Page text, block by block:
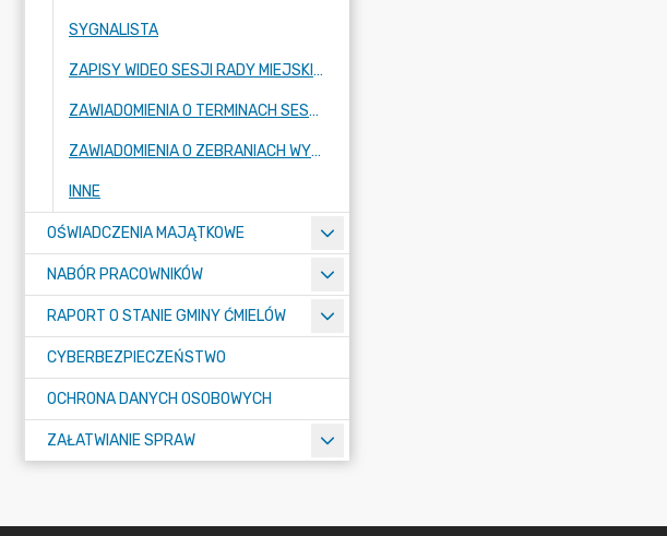
SYGNALISTA
ZAPISY WIDEO SESJI RADY MIEJSKIEJ
ZAWIADOMIENIA O TERMINACH SESJI RADY MIEJSKIEJ ORAZ KOMISJI STAŁYCH RADY
ZAWIADOMIENIA O ZEBRANIACH WYBORCZYCH W SOŁECTWACH I MIEŚCIE ĆMIELÓW
INNE
OŚWIADCZENIA MAJĄTKOWE
NABÓR PRACOWNIKÓW
RAPORT O STANIE GMINY ĆMIELÓW
CYBERBEZPIECZEŃSTWO
OCHRONA DANYCH OSOBOWYCH
ZAŁATWIANIE SPRAW